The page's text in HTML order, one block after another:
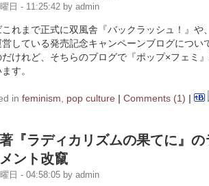
日 - 11:25:42 by admin
れまで正式に双風舎『バックラッシュ！』や
営している発売記念キャンペーンブログについ
だけれど、そちらのブログで『ポップ×フェミ
す。
in feminism, pop culture | Comments (1) |
『ラディカリズムの果てに』の
ント改竄
日 - 04:58:05 by admin